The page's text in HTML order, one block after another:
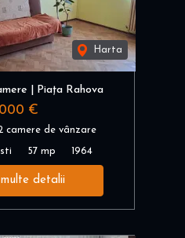
Harta
| Piața Rahova
€
camere de vânzare
57 mp 1964
multe detalii